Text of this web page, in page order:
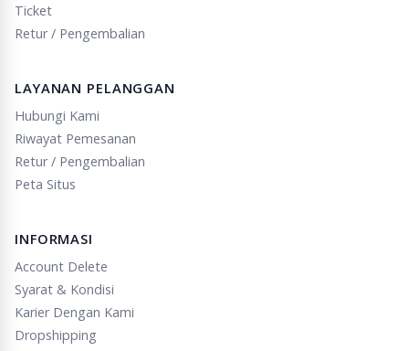
Ticket
Retur / Pengembalian
LAYANAN PELANGGAN
Hubungi Kami
Riwayat Pemesanan
Retur / Pengembalian
Peta Situs
INFORMASI
Account Delete
Syarat & Kondisi
Karier Dengan Kami
Dropshipping